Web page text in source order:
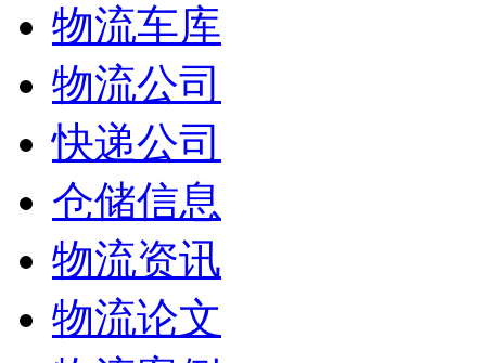
物流车库
物流公司
快递公司
仓储信息
物流资讯
物流论文